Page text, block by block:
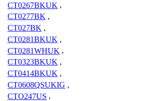
CT0267BKUK ,
CT0277BK ,
CT027BK ,
CT0281BKUK ,
CT0281WHUK ,
CT0323BKUK ,
CT0414BKUK ,
CT0608QSUKIG ,
CTO247US ,